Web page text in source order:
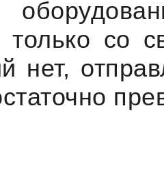
только со
нет,